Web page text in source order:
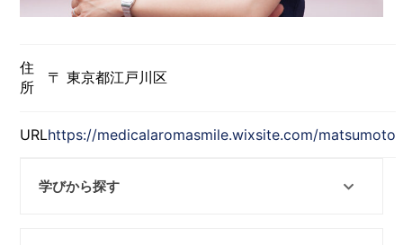
住
所
〒 東京都江戸川区
URLhttps://medicalaromasmile.wixsite.com/matsumoto
学びから探す